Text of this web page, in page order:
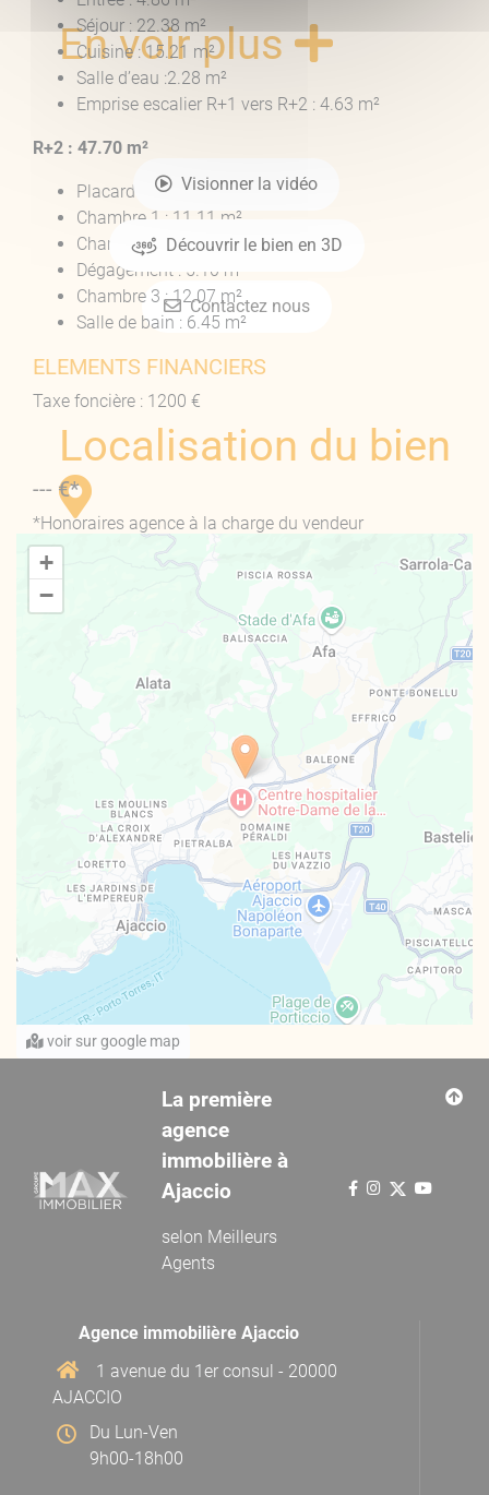
Séjour : 22.38 m²
Cuisine : 15.21 m²
Salle d’eau :2.28 m²
Emprise escalier R+1 vers R+2 : 4.63 m²
R+2 : 47.70 m²
Placard : 1.27 m²
Chambre 1 : 11.11 m²
Chambre2 + douche : 11.70 m²
Dégagement : 5.10 m²
Chambre 3 : 12.07 m²
Salle de bain : 6.45 m²
ELEMENTS FINANCIERS
Taxe foncière : 1200 €
--- €*
*Honoraires agence à la charge du vendeur
En voir plus
Visionner la vidéo
Découvrir le bien en 3D
Contactez nous
Localisation du bien
+
−
voir sur google map
La première
agence
immobilière à
Ajaccio
selon Meilleurs
Agents
Agence immobilière Ajaccio
1 avenue du 1er consul - 20000
AJACCIO
Du Lun-Ven
9h00-18h00